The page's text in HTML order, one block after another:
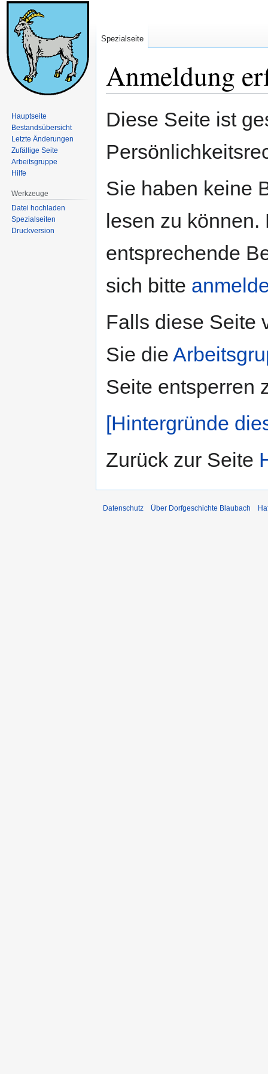
Anmeldung
Navigation
Suche
Diese Seite ist
Sie haben keine
lesen zu
entsprechende
sich bitte
Falls diese Seite
Sie die
Seite entsperren
[Hintergründe
Zurück zur Seite
Spezialseite
Hauptseite
Bestandsübersicht
Letzte Änderungen
Zufällige Seite
Arbeitsgruppe
Hilfe
Werkzeuge
Datei hochladen
Spezialseiten
Druckversion
Datenschutz Über Dorfgeschichte Blaubach